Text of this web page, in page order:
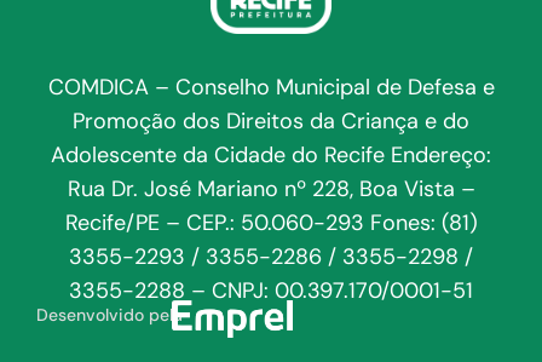
COMDICA – Conselho Municipal de Defesa e
Promoção dos Direitos da Criança e do
Adolescente da Cidade do Recife Endereço:
Rua Dr. José Mariano nº 228, Boa Vista –
Recife/PE – CEP.: 50.060-293 Fones: (81)
3355-2293 / 3355-2286 / 3355-2298 /
3355-2288 – CNPJ: 00.397.170/0001-51
Desenvolvido pela